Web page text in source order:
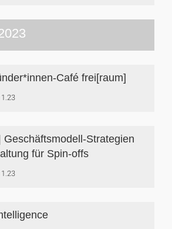
Café frei[raum]
Geschäftsmodell-Strategien
für Spin-offs